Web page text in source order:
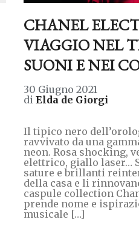
CHANEL
VIAGGIO NEL
SUONI E NEI
30 Giugno 2021
diElda de Giorgi
Il tipico nero
ravvivato da una
neon. Rosa shocking,
elettrico, giallo laser…
sature e brillanti
della casa e li
caspule collection
prende nome e
musicale […]